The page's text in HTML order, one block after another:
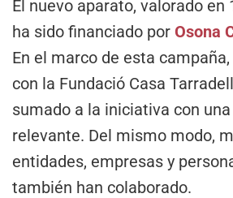
El nuevo aparato, valorado en
ha sido financiado por Osona
En el marco de esta
con la Fundació Casa
sumado a la iniciativa con
relevante. Del mismo modo,
entidades, empresas y
también han colaborado.